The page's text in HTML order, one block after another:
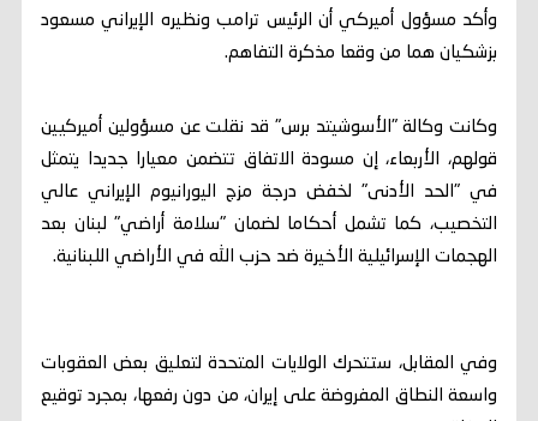
وأكد مسؤول أميركي أن الرئيس ترامب ونظيره الإيراني مسعود
بزشكيان هما من وقعا مذكرة التفاهم.
وكانت وكالة "الأسوشيتد برس" قد نقلت عن مسؤولين أميركيين
قولهم، الأربعاء، إن مسودة الاتفاق تتضمن معيارا جديدا يتمثل
في "الحد الأدنى" لخفض درجة مزج اليورانيوم الإيراني عالي
التخصيب، كما تشمل أحكاما لضمان "سلامة أراضي" لبنان بعد
الهجمات الإسرائيلية الأخيرة ضد حزب الله في الأراضي اللبنانية.
وفي المقابل، ستتحرك الولايات المتحدة لتعليق بعض العقوبات
واسعة النطاق المفروضة على إيران، من دون رفعها، بمجرد توقيع